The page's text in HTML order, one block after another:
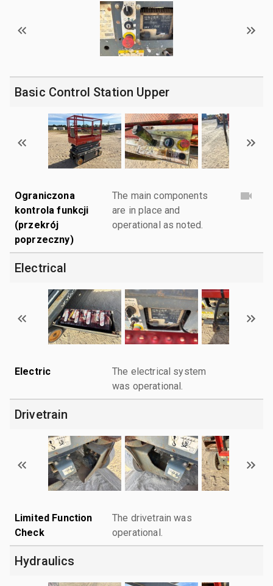
Basic Control Station Upper
Ograniczona
kontrola funkcji
(przekrój
poprzeczny)
The main components
are in place and
operational as noted.
Electrical
Electric
The electrical system
was operational.
Drivetrain
Limited Function
Check
The drivetrain was
operational.
Hydraulics